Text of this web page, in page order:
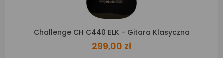
Challenge CH C440 BLK - Gitara Klasyczna
299,00 zł